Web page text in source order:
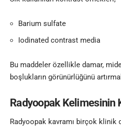
Barium sulfate
Iodinated contrast media
Bu maddeler özellikle damar,
boşlukların görünürlüğünü
Radyoopak Kelimesinin
Radyoopak kavramı birçok klinik